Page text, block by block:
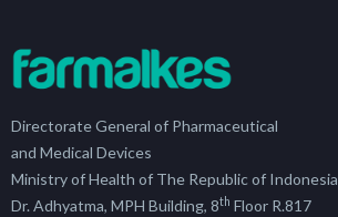
Directorate General of Pharmaceutical
and Medical Devices
Ministry of Health of The Republic of Indonesia
Dr. Adhyatma, MPH Building, 8th Floor R.817